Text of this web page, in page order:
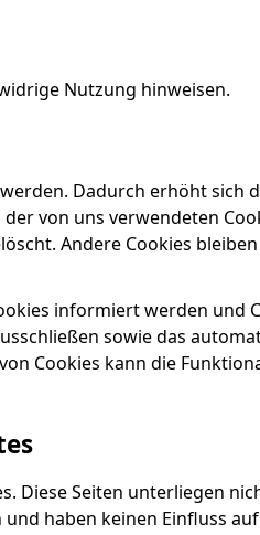
Nutzung hinweisen.
Dadurch erhöht sich
von uns verwendeten
Andere Cookies
informiert werden und
sowie das
Cookies kann die
Diese Seiten unterliegen
haben keinen Einfluss